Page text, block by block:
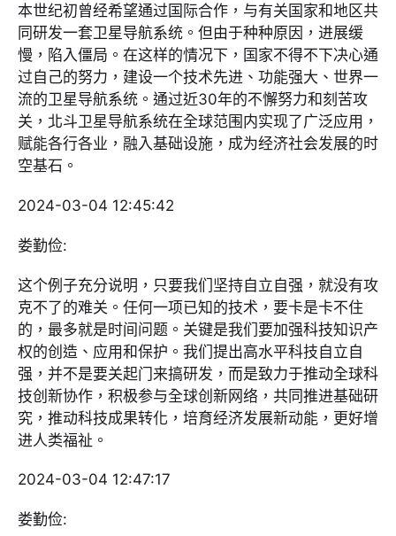
本世纪初曾经希望通过国际合作，与有关国家和地区共
同研发一套卫星导航系统。但由于种种原因，进展缓
慢，陷入僵局。在这样的情况下，国家不得不下决心通
过自己的努力，建设一个技术先进、功能强大、世界一
流的卫星导航系统。通过近30年的不懈努力和刻苦攻
关，北斗卫星导航系统在全球范围内实现了广泛应用，
赋能各行各业，融入基础设施，成为经济社会发展的时
空基石。
2024-03-04 12:45:42
娄勤俭:
这个例子充分说明，只要我们坚持自立自强，就没有攻
克不了的难关。任何一项已知的技术，要卡是卡不住
的，最多就是时间问题。关键是我们要加强科技知识产
权的创造、应用和保护。我们提出高水平科技自立自
强，并不是要关起门来搞研发，而是致力于推动全球科
技创新协作，积极参与全球创新网络，共同推进基础研
究，推动科技成果转化，培育经济发展新动能，更好增
进人类福祉。
2024-03-04 12:47:17
娄勤俭: